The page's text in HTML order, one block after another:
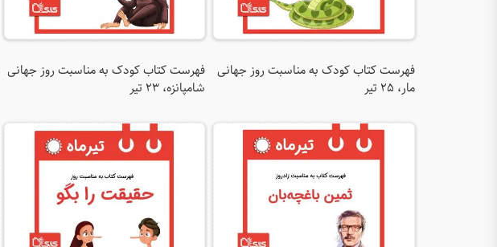
فهرست کتاب کودک به مناسبت روز جهانی
مار، ۲۵ تیر
فهرست کتاب کودک به مناسبت روز جهانی
شامپانزه، ۲۳ تیر